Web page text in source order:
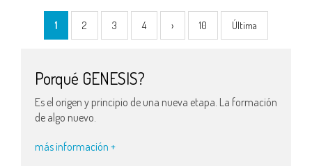
1 2 3 4 › 10 Última
Porqué GENESIS?
Es el origen y principio de una nueva etapa. La formación
de algo nuevo.
más información +